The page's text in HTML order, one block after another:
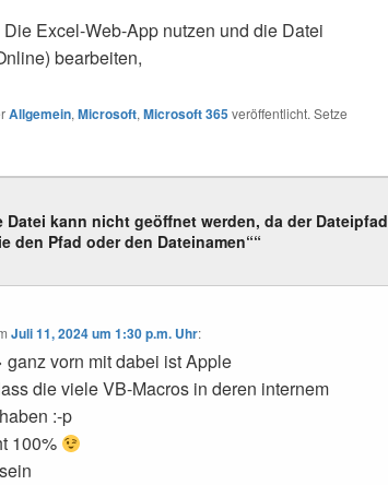
Excel-Web-App nutzen und die Datei
bearbeiten,
Allgemein, Microsoft, Microsoft 365veröffentlicht. Setze
Datei kann nicht geöffnet werden, da der Dateipfad
den Pfad oder den Dateinamen““
Juli 11, 2024 um 1:30 p.m. Uhr:
ganz vorn mit dabei ist Apple
die viele VB-Macros in deren internem
:-p
100%